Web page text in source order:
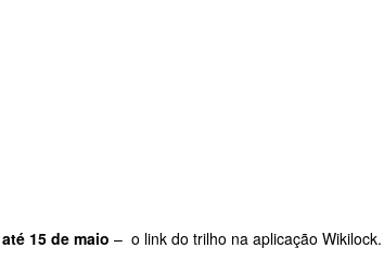
até 15 de maio – o link do trilho na aplicação Wikilock.